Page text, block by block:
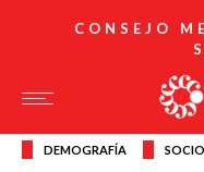
CONSEJO
DEMOGRAFÍA